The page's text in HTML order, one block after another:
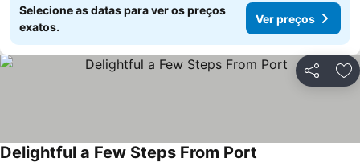
Selecione as datas para ver os preços
exatos.
Ver preços
Partilhar
Delightful a Few Steps From Port